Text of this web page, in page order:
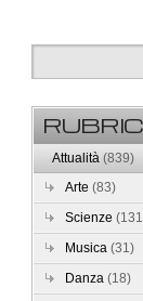
Attualità(839)
Arte(83)
Scienze
Musica(31)
Danza(18)